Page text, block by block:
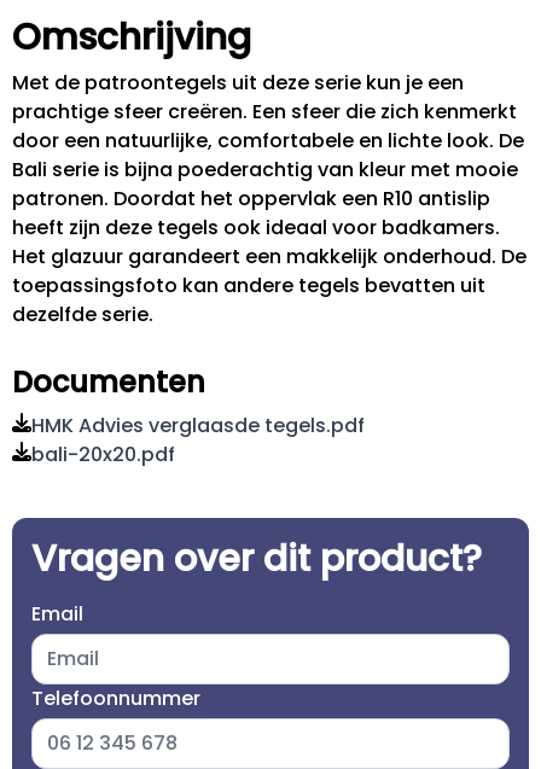
Omschrijving
Met de patroontegels uit deze serie kun je een
prachtige sfeer creëren. Een sfeer die zich kenmerkt
door een natuurlijke, comfortabele en lichte look. De
Bali serie is bijna poederachtig van kleur met mooie
patronen. Doordat het oppervlak een R10 antislip
heeft zijn deze tegels ook ideaal voor badkamers.
Het glazuur garandeert een makkelijk onderhoud. De
toepassingsfoto kan andere tegels bevatten uit
dezelfde serie.
Documenten
HMK Advies verglaasde tegels.pdf
bali-20x20.pdf
Vragen over dit product?
Email
Telefoonnummer